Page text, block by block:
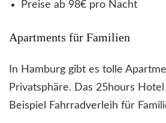
Preise ab 98€ pro Nacht
Apartments für Familien
In Hamburg gibt es tolle
Privatsphäre. Das 25hours
Beispiel Fahrradverleih für